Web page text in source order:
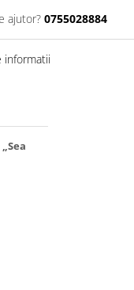
ajutor? 0755028884
informatii